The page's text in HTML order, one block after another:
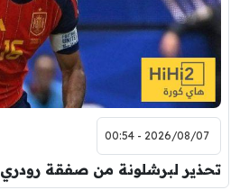
2026/08/07 - 00:54
تحذير لبرشلونة من صفقة رودري